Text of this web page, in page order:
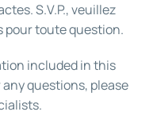
S.V.P., veuillez
pour toute question.
included in this
questions, please